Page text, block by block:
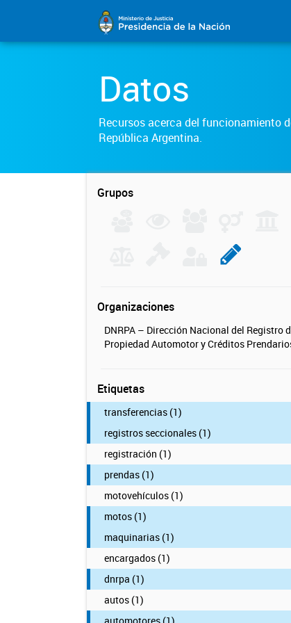
Datos
Recursos acerca del funcionamiento
República Argentina.
Grupos
Organizaciones
DNRPA – Dirección Nacional del Registro
Propiedad Automotor y Créditos
Etiquetas
transferencias (1)
registros seccionales (1)
registración (1)
prendas (1)
motovehículos (1)
motos (1)
maquinarias (1)
encargados (1)
dnrpa (1)
autos (1)